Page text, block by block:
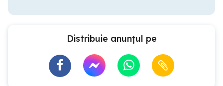
Distribuie anunțul pe